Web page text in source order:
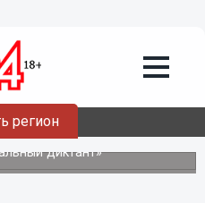
регион
"Тотальный
итоги
диктант»